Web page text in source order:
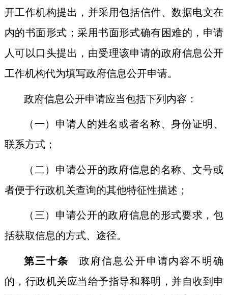
开工作机构提出，并采用包括信件、数据电文在
内的书面形式；采用书面形式确有困难的，申请
人可以口头提出，由受理该申请的政府信息公开
工作机构代为填写政府信息公开申请。
政府信息公开申请应当包括下列内容：
（一）申请人的姓名或者名称、身份证明、
联系方式；
（二）申请公开的政府信息的名称、文号或
者便于行政机关查询的其他特征性描述；
（三）申请公开的政府信息的形式要求，包
括获取信息的方式、途径。
第三十条 政府信息公开申请内容不明确
的，行政机关应当给予指导和释明，并自收到申